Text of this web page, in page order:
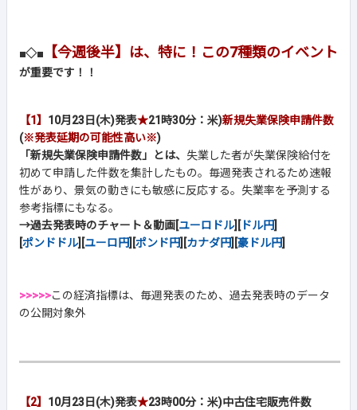
■◇■ 【今週後半】は、特に！この7種類のイベント
が重要です！！
【1】 10月23日(木)発表★21時30分：米)新規失業保険申請件数
(※発表延期の可能性高い※)
「新規失業保険申請件数」とは、 失業した者が失業保険給付を
初めて申請した件数を集計したもの。毎週発表されるため速報
性があり、景気の動きにも敏感に反応する。失業率を予測する
参考指標にもなる。
→過去発表時のチャート＆動画[ユーロドル][ ドル円]
[ポンドドル][ユーロ円][ポンド円][カナダ円][豪ドル円]
>>>>>この経済指標は、毎週発表のため、過去発表時のデータ
の公開対象外
【2】 10月23日(木)発表★23時00分：米)中古住宅販売件数